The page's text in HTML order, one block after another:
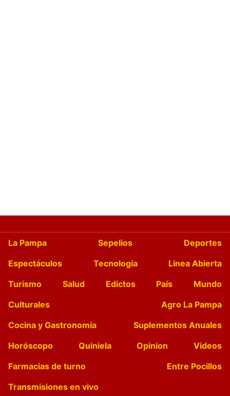
La Pampa Sepelios
Deportes
Espectáculos
Tecnología
Linea Abierta
Turismo
Salud Edictos País
Mundo
Culturales
Agro La Pampa
Cocina y Gastronomía
Suplementos Anuales
Horóscopo
Quiniela Opinion
Videos
Farmacias de turno
Entre Pocillos
Transmisiones en vivo